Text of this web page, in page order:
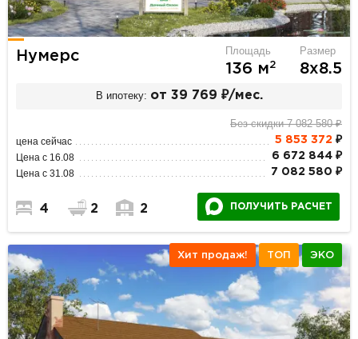
Нумерс Площадь
136 м2
Размер
8х8.5
В ипотеку: от 39 769 ₽/мес.
Без скидки 7 082 580 ₽
цена сейчас 5 853 372 ₽
Цена с 16.08 6 672 844 ₽
Цена с 31.08 7 082 580 ₽
4 2 2 ПОЛУЧИТЬ РАСЧЕТ
Хит продаж! ТОП ЭКО